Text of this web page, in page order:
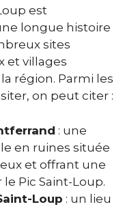
est
longue histoire
sites
et villages
région. Parmi les
on peut citer :
: une
en ruines située
et offrant une
Pic Saint-Loup.
Loup : un lieu